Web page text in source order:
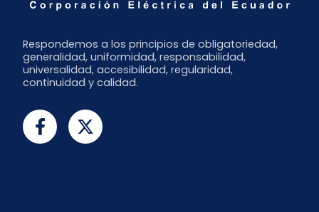
Respondemos a los principios de obligatoriedad,
generalidad, uniformidad, responsabilidad,
universalidad, accesibilidad, regularidad,
continuidad y calidad.